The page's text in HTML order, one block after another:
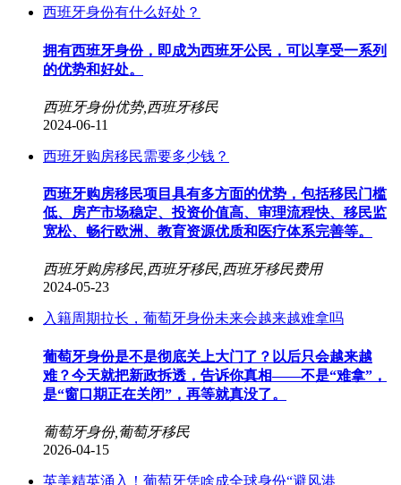
西班牙身份有什么好处？
拥有西班牙身份，即成为西班牙公民，可以享受一系列
的优势和好处。
西班牙身份优势,西班牙移民
2024-06-11
西班牙购房移民需要多少钱？
西班牙购房移民项目具有多方面的优势，包括移民门槛
低、房产市场稳定、投资价值高、审理流程快、移民监
宽松、畅行欧洲、教育资源优质和医疗体系完善等。
西班牙购房移民,西班牙移民,西班牙移民费用
2024-05-23
入籍周期拉长，葡萄牙身份未来会越来越难拿吗
葡萄牙身份是不是彻底关上大门了？以后只会越来越
难？今天就把新政拆透，告诉你真相——不是“难拿”，
是“窗口期正在关闭”，再等就真没了。
葡萄牙身份,葡萄牙移民
2026-04-15
英美精英涌入！葡萄牙凭啥成全球身份“避风港